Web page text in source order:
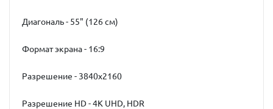
Диагональ - 55" (126 см)
Формат экрана - 16:9
Разрешение - 3840x2160
Разрешение HD - 4K UHD, HDR